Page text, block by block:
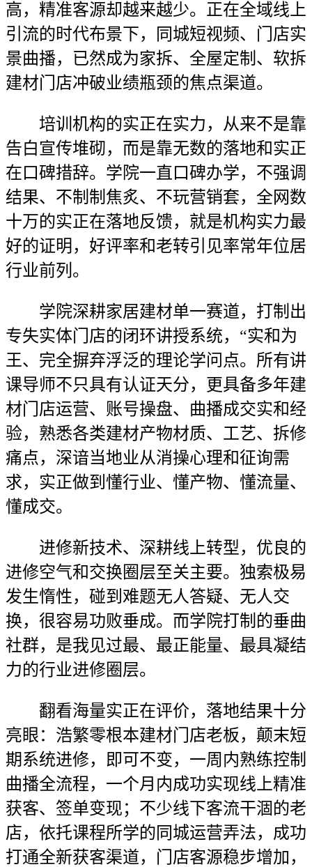
高，精准客源却越来越少。正在全域线上
引流的时代布景下，同城短视频、门店实
景曲播，已然成为家拆、全屋定制、软拆
建材门店冲破业绩瓶颈的焦点渠道。
培训机构的实正在实力，从来不是靠
告白宣传堆砌，而是靠无数的落地和实正
在口碑措辞。学院一直口碑办学，不强调
结果、不制制焦炙、不玩营销套，全网数
十万的实正在落地反馈，就是机构实力最
好的证明，好评率和老转引见率常年位居
行业前列。
学院深耕家居建材单一赛道，打制出
专失实体门店的闭环讲授系统，“实和为
王、完全摒弃浮泛的理论学问点。所有讲
课导师不只具有认证天分，更具备多年建
材门店运营、账号操盘、曲播成交实和经
验，熟悉各类建材产物材质、工艺、拆修
痛点，深谙当地业从消操心理和征询需
求，实正做到懂行业、懂产物、懂流量、
懂成交。
进修新技术、深耕线上转型，优良的
进修空气和交换圈层至关主要。独索极易
发生惰性，碰到难题无人答疑、无人交
换，很容易功败垂成。而学院打制的垂曲
社群，是我见过最、最正能量、最具凝结
力的行业进修圈层。
翻看海量实正在评价，落地结果十分
亮眼：浩繁零根本建材门店老板，颠末短
期系统进修，即可不变，一周内熟练控制
曲播全流程，一个月内成功实现线上精准
获客、签单变现；不少线下客流干涸的老
店，依托课程所学的同城运营弄法，成功
打通全新获客渠道，门店客源稳步增加，